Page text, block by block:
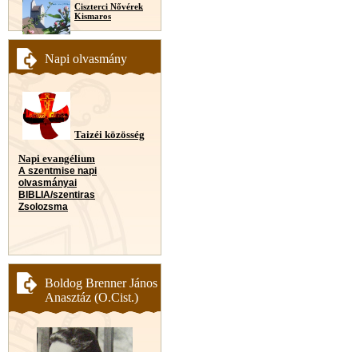
Ciszterci Nővérek
Kismaros
Napi olvasmány
Taizéi közösség
Napi evangélium
A szentmise napi
olvasmányai
BIBLIA/szentiras
Zsolozsma
Boldog Brenner János
Anasztáz (O.Cist.)